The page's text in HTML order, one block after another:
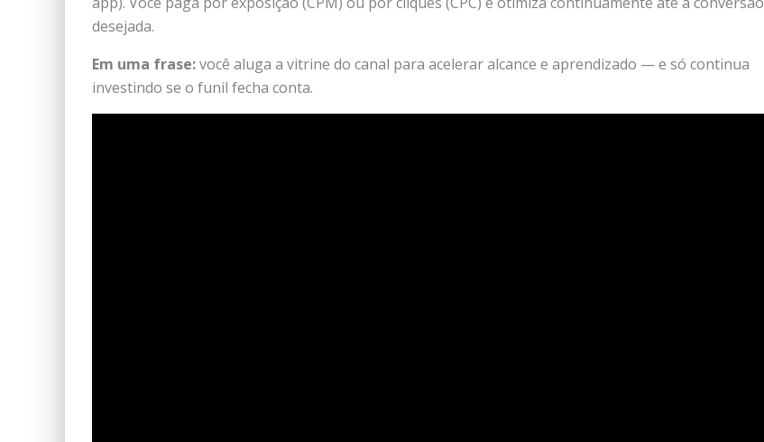
desejada.
Em uma frase:você aluga a vitrine do canal para acelerar alcance e aprendizado — e só continua
investindo se o funil fecha conta.